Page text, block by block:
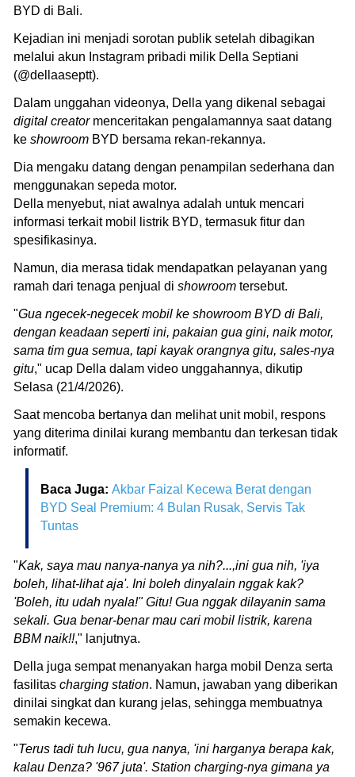
BYD di Bali.
Kejadian ini menjadi sorotan publik setelah dibagikan
melalui akun Instagram pribadi milik Della Septiani
(@dellaaseptt).
Dalam unggahan videonya, Della yang dikenal sebagai
digital creatormenceritakan pengalamannya saat datang
ke showroom BYD bersama rekan-rekannya.
Dia mengaku datang dengan penampilan sederhana dan
menggunakan sepeda motor.
Della menyebut, niat awalnya adalah untuk mencari
informasi terkait mobil listrik BYD, termasuk fitur dan
spesifikasinya.
Namun, dia merasa tidak mendapatkan pelayanan yang
ramah dari tenaga penjual di showroom tersebut.
"Gua ngecek-negecek mobil ke showroom BYD di Bali,
dengan keadaan seperti ini, pakaian gua gini, naik motor,
sama tim gua semua, tapi kayak orangnya gitu, sales-nya
gitu," ucap Della dalam video unggahannya, dikutip
Selasa (21/4/2026).
Saat mencoba bertanya dan melihat unit mobil, respons
yang diterima dinilai kurang membantu dan terkesan tidak
informatif.
Baca Juga: Akbar Faizal Kecewa Berat dengan
BYD Seal Premium: 4 Bulan Rusak, Servis Tak
Tuntas
"Kak, saya mau nanya-nanya ya nih?...,ini gua nih, 'iya
boleh, lihat-lihat aja'. Ini boleh dinyalain nggak kak?
'Boleh, itu udah nyala!" Gitu! Gua nggak dilayanin sama
sekali. Gua benar-benar mau cari mobil listrik, karena
BBM naik!!," lanjutnya.
Della juga sempat menanyakan harga mobil Denza serta
fasilitas charging station. Namun, jawaban yang diberikan
dinilai singkat dan kurang jelas, sehingga membuatnya
semakin kecewa.
"Terus tadi tuh lucu, gua nanya, 'ini harganya berapa kak,
kalau Denza? '967 juta'. Station charging-nya gimana ya